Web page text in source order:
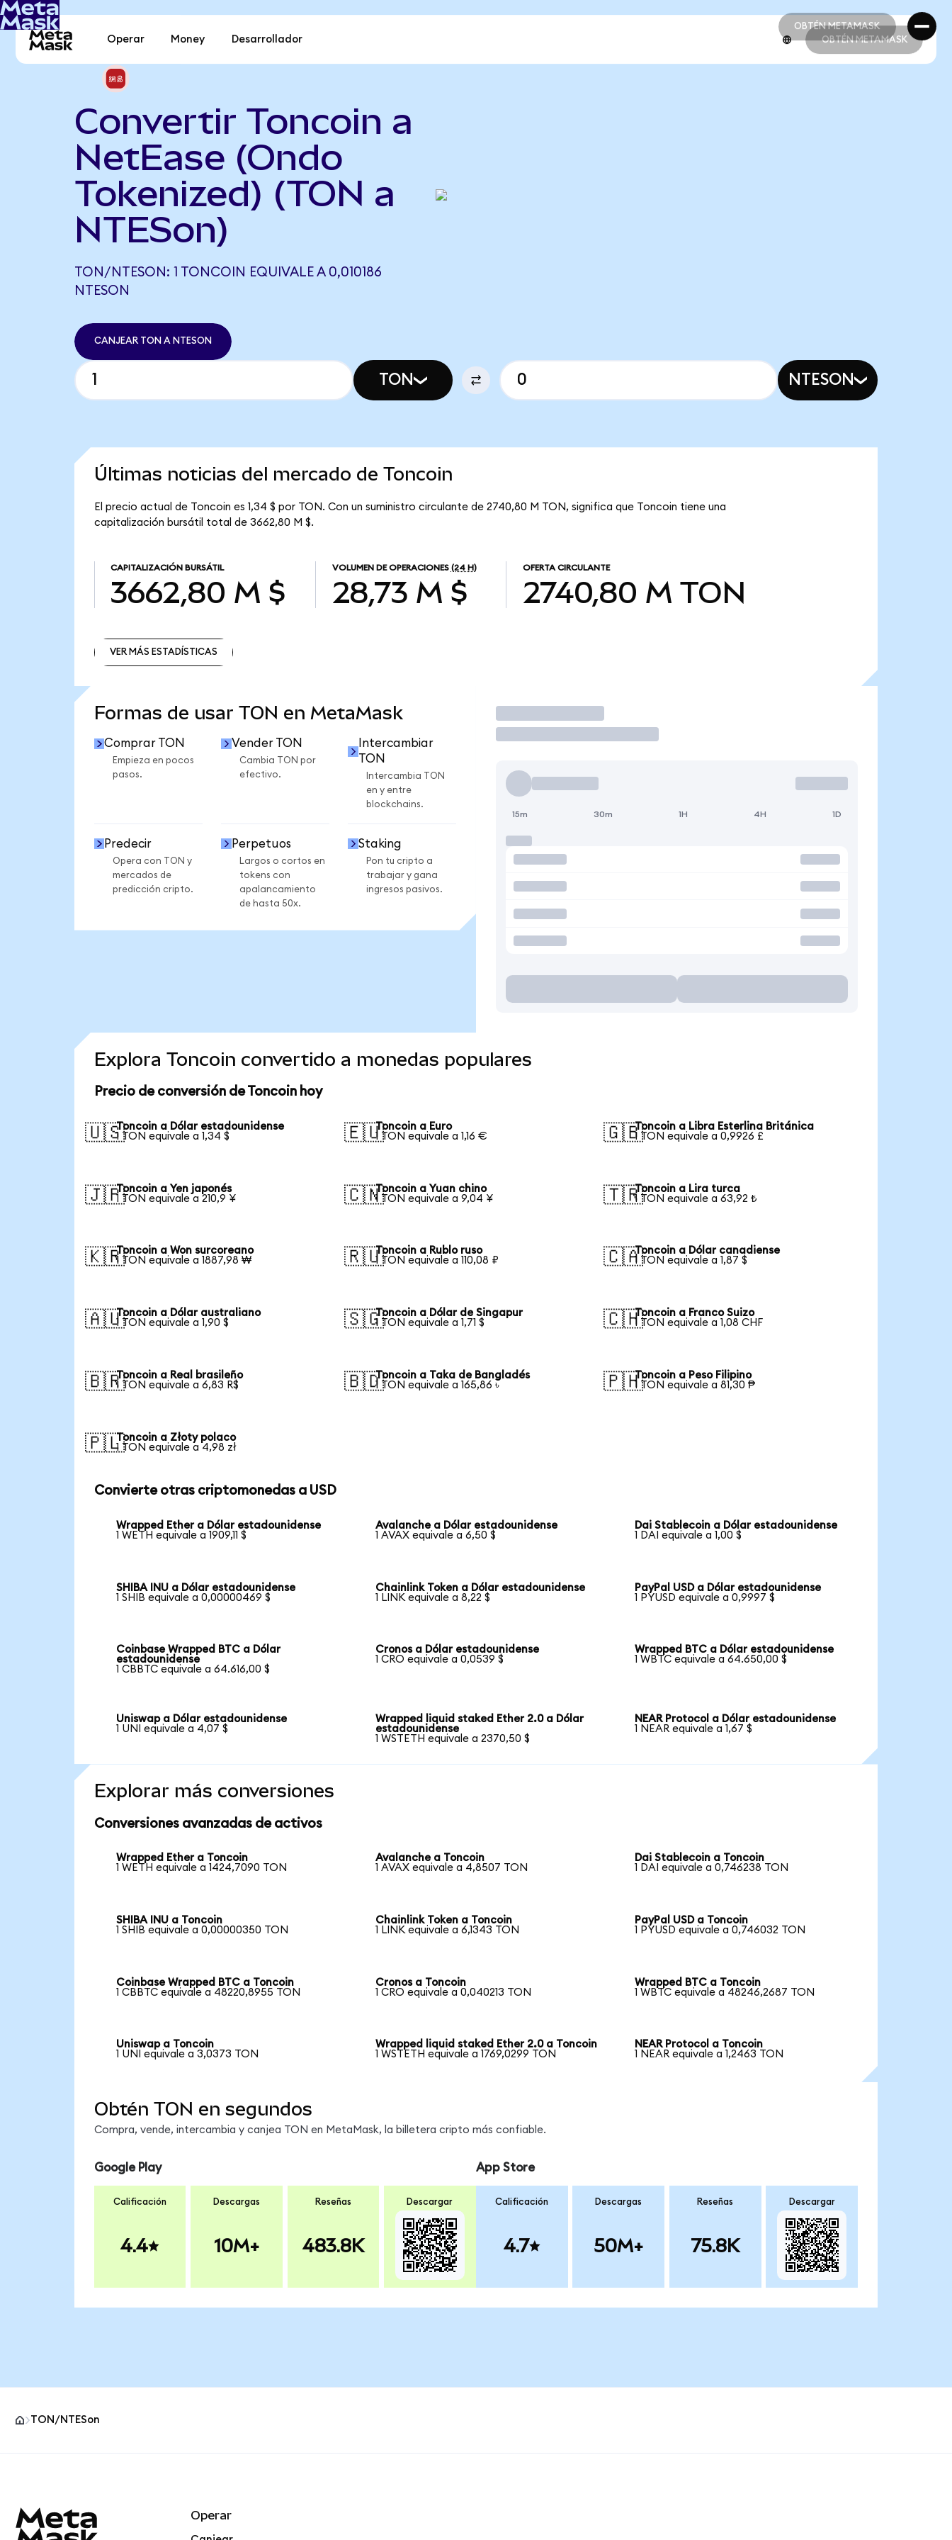
OBTÉN METAMASK
OBTÉN METAMASK
Operar Money Desarrollador OBTÉN METAMASK
Convertir Toncoin a
NetEase (Ondo
Tokenized) (TON a
NTESon)
TON/NTESON: 1 TONCOIN EQUIVALE A 0,010186
NTESON
CANJEAR TON A NTESON
TON NTESON
Últimas noticias del mercado de Toncoin
El precio actual de Toncoin es 1,34 $ por TON. Con un suministro circulante de 2740,80 M TON, significa que Toncoin tiene una
capitalización bursátil total de 3662,80 M $.
CAPITALIZACIÓN BURSÁTIL
3662,80 M $
VOLUMEN DE OPERACIONES (24 H)
28,73 M $
OFERTA CIRCULANTE
2740,80 M TON
VER MÁS ESTADÍSTICAS
Formas de usar TON en MetaMask
Comprar TON
Empieza en pocos
pasos.
Vender TON
Cambia TON por
efectivo.
Intercambiar
TON
Intercambia TON
en y entre
blockchains.
Predecir
Opera con TON y
mercados de
predicción cripto.
Perpetuos
Largos o cortos en
tokens con
apalancamiento
de hasta 50x.
Staking
Pon tu cripto a
trabajar y gana
ingresos pasivos.
Operar
15m 30m 1H 4H 1D
Explora Toncoin convertido a monedas populares
Precio de conversión de Toncoin hoy
🇺🇸Toncoin a Dólar estadounidense
1 TON equivale a 1,34 $
🇪🇺Toncoin a Euro
1 TON equivale a 1,16 €
🇬🇧Toncoin a Libra Esterlina Británica
1 TON equivale a 0,9926 £
🇯🇵Toncoin a Yen japonés
1 TON equivale a 210,9 ¥
🇨🇳Toncoin a Yuan chino
1 TON equivale a 9,04 ¥
🇹🇷Toncoin a Lira turca
1 TON equivale a 63,92 ₺
🇰🇷Toncoin a Won surcoreano
1 TON equivale a 1887,98 ₩
🇷🇺Toncoin a Rublo ruso
1 TON equivale a 110,08 ₽
🇨🇦Toncoin a Dólar canadiense
1 TON equivale a 1,87 $
🇦🇺Toncoin a Dólar australiano
1 TON equivale a 1,90 $
🇸🇬Toncoin a Dólar de Singapur
1 TON equivale a 1,71 $
🇨🇭Toncoin a Franco Suizo
1 TON equivale a 1,08 CHF
🇧🇷Toncoin a Real brasileño
1 TON equivale a 6,83 R$
🇧🇩Toncoin a Taka de Bangladés
1 TON equivale a 165,86 ৳
🇵🇭Toncoin a Peso Filipino
1 TON equivale a 81,30 ₱
🇵🇱Toncoin a Złoty polaco
1 TON equivale a 4,98 zł
Convierte otras criptomonedas a USD
Wrapped Ether a Dólar estadounidense
1 WETH equivale a 1909,11 $
Avalanche a Dólar estadounidense
1 AVAX equivale a 6,50 $
Dai Stablecoin a Dólar estadounidense
1 DAI equivale a 1,00 $
SHIBA INU a Dólar estadounidense
1 SHIB equivale a 0,00000469 $
Chainlink Token a Dólar estadounidense
1 LINK equivale a 8,22 $
PayPal USD a Dólar estadounidense
1 PYUSD equivale a 0,9997 $
Coinbase Wrapped BTC a Dólar
estadounidense
1 CBBTC equivale a 64.616,00 $
Cronos a Dólar estadounidense
1 CRO equivale a 0,0539 $
Wrapped BTC a Dólar estadounidense
1 WBTC equivale a 64.650,00 $
Uniswap a Dólar estadounidense
1 UNI equivale a 4,07 $
Wrapped liquid staked Ether 2.0 a Dólar
estadounidense
1 WSTETH equivale a 2370,50 $
NEAR Protocol a Dólar estadounidense
1 NEAR equivale a 1,67 $
Explorar más conversiones
Conversiones avanzadas de activos
Wrapped Ether a Toncoin
1 WETH equivale a 1424,7090 TON
Avalanche a Toncoin
1 AVAX equivale a 4,8507 TON
Dai Stablecoin a Toncoin
1 DAI equivale a 0,746238 TON
SHIBA INU a Toncoin
1 SHIB equivale a 0,00000350 TON
Chainlink Token a Toncoin
1 LINK equivale a 6,1343 TON
PayPal USD a Toncoin
1 PYUSD equivale a 0,746032 TON
Coinbase Wrapped BTC a Toncoin
1 CBBTC equivale a 48220,8955 TON
Cronos a Toncoin
1 CRO equivale a 0,040213 TON
Wrapped BTC a Toncoin
1 WBTC equivale a 48246,2687 TON
Uniswap a Toncoin
1 UNI equivale a 3,0373 TON
Wrapped liquid staked Ether 2.0 a Toncoin
1 WSTETH equivale a 1769,0299 TON
NEAR Protocol a Toncoin
1 NEAR equivale a 1,2463 TON
Obtén TON en segundos
Compra, vende, intercambia y canjea TON en MetaMask, la billetera cripto más confiable.
Google Play
Calificación
4.4
Descargas
10M+
Reseñas
483.8K
Descargar
App Store
Calificación
4.7
Descargas
50M+
Reseñas
75.8K
Descargar
TON/NTESon
Operar